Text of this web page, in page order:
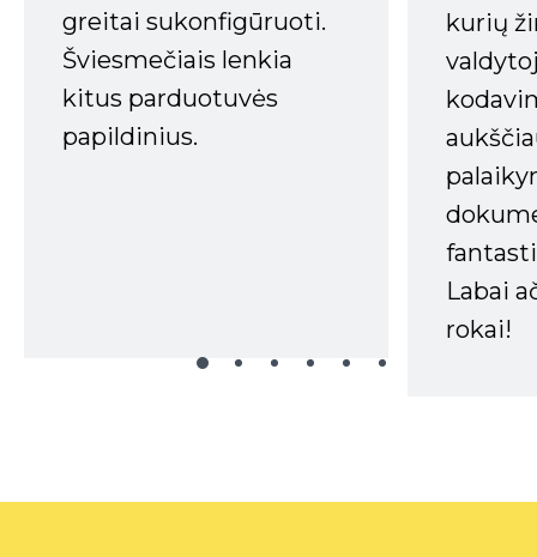
greitai sukonfigūruoti.
Šviesmečiais lenkia
kitus parduotuvės
papildinius.
kurių
Labai
rokai!